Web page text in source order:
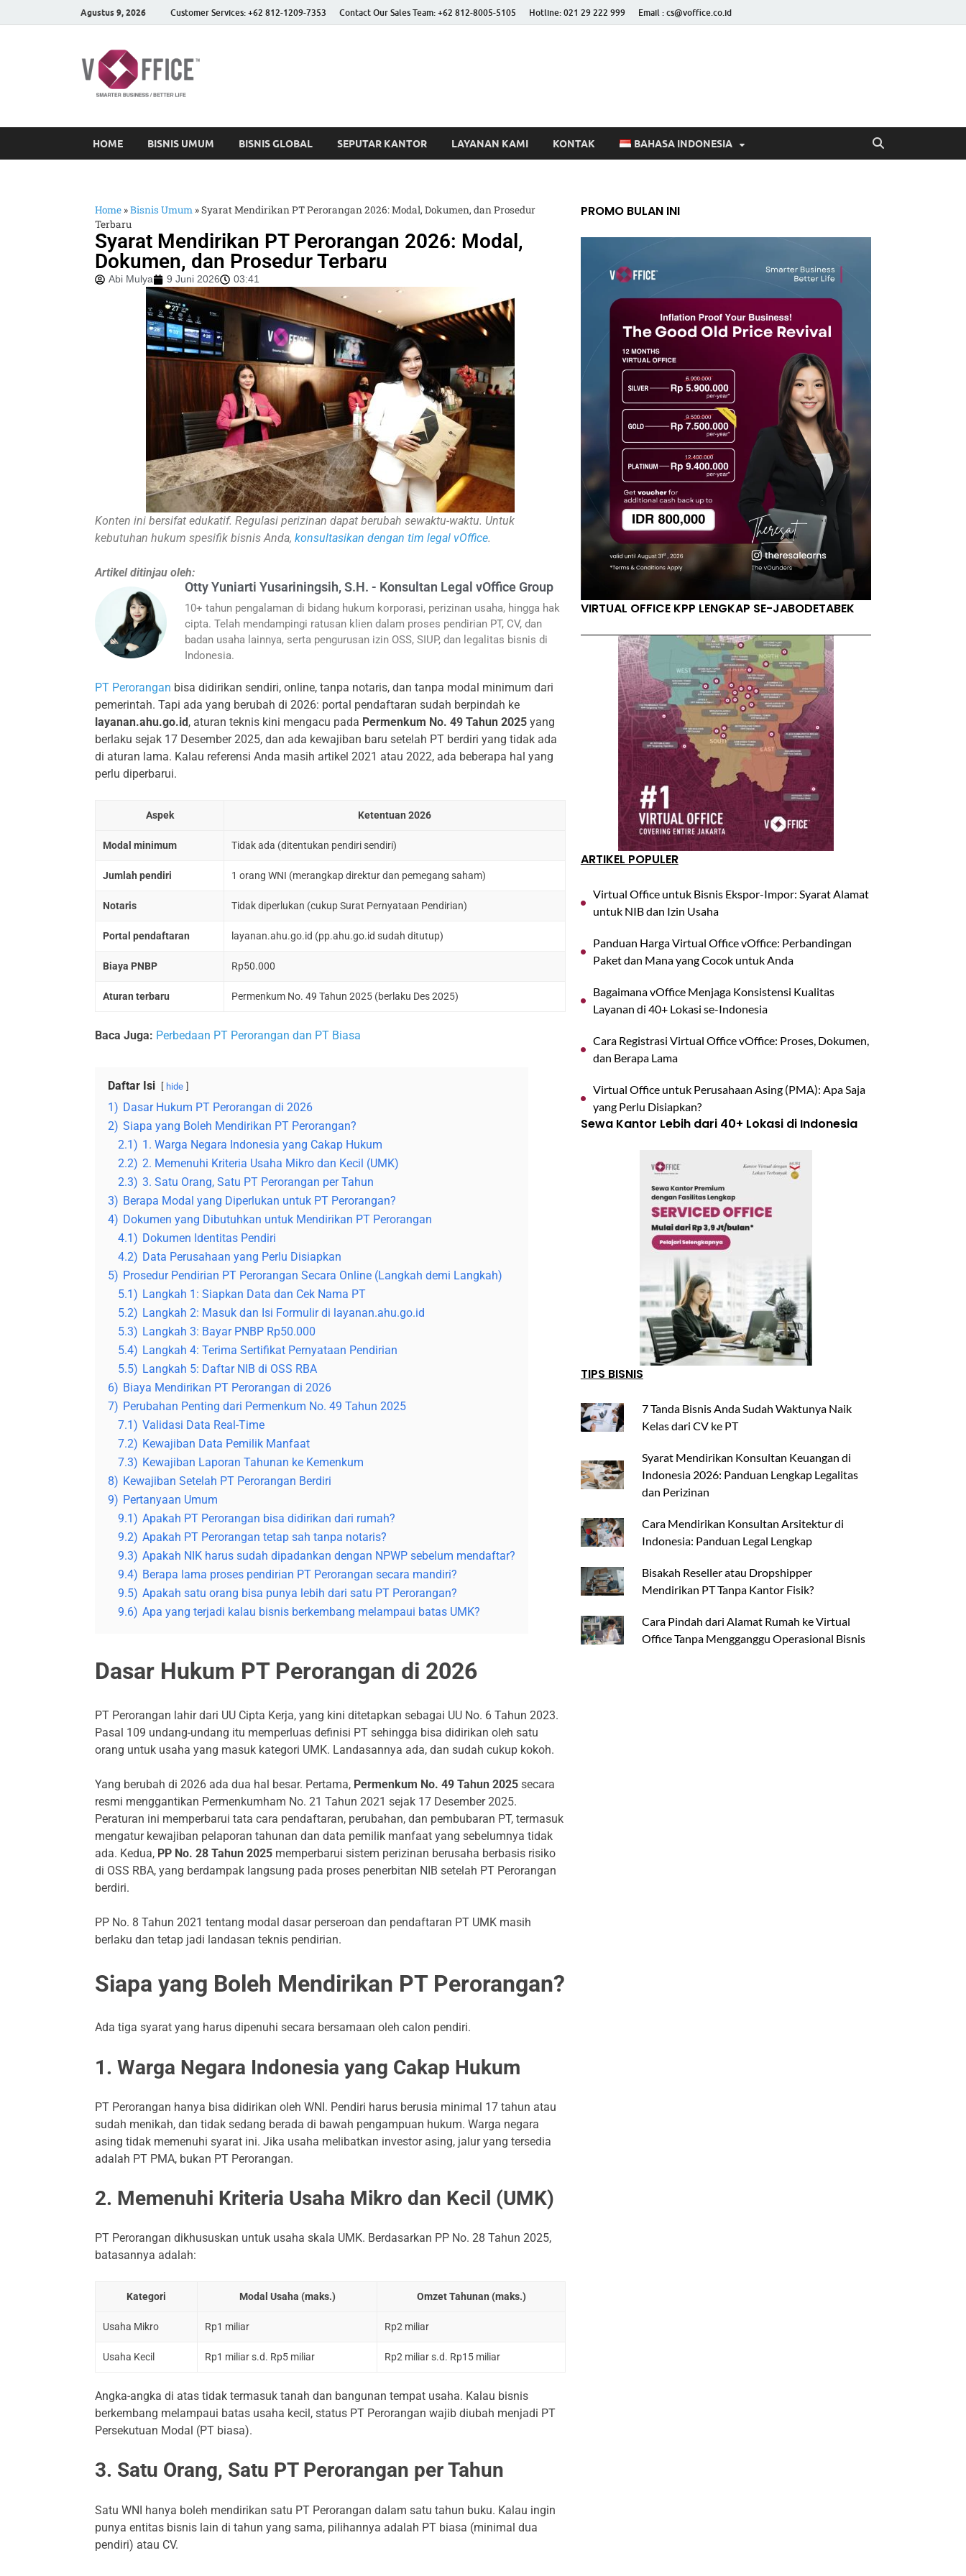
Agustus 9, 2026 Customer Services: +62 812-1209-7353 Contact Our Sales Team: +62 812-8005-5105 Hotline: 021 29 222 999 Email : cs@voffice.co.id
HOME BISNIS UMUM BISNIS GLOBAL SEPUTAR KANTOR LAYANAN KAMI KONTAK BAHASA INDONESIA
Home »Bisnis Umum »Syarat Mendirikan PT Perorangan 2026: Modal, Dokumen, dan Prosedur
Terbaru
Syarat Mendirikan PT Perorangan 2026: Modal,
Dokumen, dan Prosedur Terbaru
Abi Mulya 9 Juni 2026 03:41
Konten ini bersifat edukatif. Regulasi perizinan dapat berubah sewaktu-waktu. Untuk
kebutuhan hukum spesifik bisnis Anda, konsultasikan dengan tim legal vOffice.
Artikel ditinjau oleh:
Otty Yuniarti Yusariningsih, S.H. - Konsultan Legal vOffice Group
10+ tahun pengalaman di bidang hukum korporasi, perizinan usaha, hingga hak
cipta. Telah mendampingi ratusan klien dalam proses pendirian PT, CV, dan
badan usaha lainnya, serta pengurusan izin OSS, SIUP, dan legalitas bisnis di
Indonesia.
PT Perorangan bisa didirikan sendiri, online, tanpa notaris, dan tanpa modal minimum dari
pemerintah. Tapi ada yang berubah di 2026: portal pendaftaran sudah berpindah ke
layanan.ahu.go.id, aturan teknis kini mengacu pada Permenkum No. 49 Tahun 2025 yang
berlaku sejak 17 Desember 2025, dan ada kewajiban baru setelah PT berdiri yang tidak ada
di aturan lama. Kalau referensi Anda masih artikel 2021 atau 2022, ada beberapa hal yang
perlu diperbarui.
Aspek Ketentuan 2026
Modal minimum Tidak ada (ditentukan pendiri sendiri)
Jumlah pendiri 1 orang WNI (merangkap direktur dan pemegang saham)
Notaris Tidak diperlukan (cukup Surat Pernyataan Pendirian)
Portal pendaftaran layanan.ahu.go.id (pp.ahu.go.id sudah ditutup)
Biaya PNBP Rp50.000
Aturan terbaru Permenkum No. 49 Tahun 2025 (berlaku Des 2025)
Baca Juga: Perbedaan PT Perorangan dan PT Biasa
Daftar Isi hide
1) Dasar Hukum PT Perorangan di 2026
2) Siapa yang Boleh Mendirikan PT Perorangan?
2.1) 1. Warga Negara Indonesia yang Cakap Hukum
2.2) 2. Memenuhi Kriteria Usaha Mikro dan Kecil (UMK)
2.3) 3. Satu Orang, Satu PT Perorangan per Tahun
3) Berapa Modal yang Diperlukan untuk PT Perorangan?
4) Dokumen yang Dibutuhkan untuk Mendirikan PT Perorangan
4.1) Dokumen Identitas Pendiri
4.2) Data Perusahaan yang Perlu Disiapkan
5) Prosedur Pendirian PT Perorangan Secara Online (Langkah demi Langkah)
5.1) Langkah 1: Siapkan Data dan Cek Nama PT
5.2) Langkah 2: Masuk dan Isi Formulir di layanan.ahu.go.id
5.3) Langkah 3: Bayar PNBP Rp50.000
5.4) Langkah 4: Terima Sertifikat Pernyataan Pendirian
5.5) Langkah 5: Daftar NIB di OSS RBA
6) Biaya Mendirikan PT Perorangan di 2026
7) Perubahan Penting dari Permenkum No. 49 Tahun 2025
7.1) Validasi Data Real-Time
7.2) Kewajiban Data Pemilik Manfaat
7.3) Kewajiban Laporan Tahunan ke Kemenkum
8) Kewajiban Setelah PT Perorangan Berdiri
9) Pertanyaan Umum
9.1) Apakah PT Perorangan bisa didirikan dari rumah?
9.2) Apakah PT Perorangan tetap sah tanpa notaris?
9.3) Apakah NIK harus sudah dipadankan dengan NPWP sebelum mendaftar?
9.4) Berapa lama proses pendirian PT Perorangan secara mandiri?
9.5) Apakah satu orang bisa punya lebih dari satu PT Perorangan?
9.6) Apa yang terjadi kalau bisnis berkembang melampaui batas UMK?
Dasar Hukum PT Perorangan di 2026
PT Perorangan lahir dari UU Cipta Kerja, yang kini ditetapkan sebagai UU No. 6 Tahun 2023.
Pasal 109 undang-undang itu memperluas definisi PT sehingga bisa didirikan oleh satu
orang untuk usaha yang masuk kategori UMK. Landasannya ada, dan sudah cukup kokoh.
Yang berubah di 2026 ada dua hal besar. Pertama, Permenkum No. 49 Tahun 2025 secara
resmi menggantikan Permenkumham No. 21 Tahun 2021 sejak 17 Desember 2025.
Peraturan ini memperbarui tata cara pendaftaran, perubahan, dan pembubaran PT, termasuk
mengatur kewajiban pelaporan tahunan dan data pemilik manfaat yang sebelumnya tidak
ada. Kedua, PP No. 28 Tahun 2025 memperbarui sistem perizinan berusaha berbasis risiko
di OSS RBA, yang berdampak langsung pada proses penerbitan NIB setelah PT Perorangan
berdiri.
PP No. 8 Tahun 2021 tentang modal dasar perseroan dan pendaftaran PT UMK masih
berlaku dan tetap jadi landasan teknis pendirian.
Siapa yang Boleh Mendirikan PT Perorangan?
Ada tiga syarat yang harus dipenuhi secara bersamaan oleh calon pendiri.
1. Warga Negara Indonesia yang Cakap Hukum
PT Perorangan hanya bisa didirikan oleh WNI. Pendiri harus berusia minimal 17 tahun atau
sudah menikah, dan tidak sedang berada di bawah pengampuan hukum. Warga negara
asing tidak memenuhi syarat ini. Jika usaha melibatkan investor asing, jalur yang tersedia
adalah PT PMA, bukan PT Perorangan.
2. Memenuhi Kriteria Usaha Mikro dan Kecil (UMK)
PT Perorangan dikhususkan untuk usaha skala UMK. Berdasarkan PP No. 28 Tahun 2025,
batasannya adalah:
Kategori Modal Usaha (maks.) Omzet Tahunan (maks.)
Usaha Mikro Rp1 miliar Rp2 miliar
Usaha Kecil Rp1 miliar s.d. Rp5 miliar Rp2 miliar s.d. Rp15 miliar
Angka-angka di atas tidak termasuk tanah dan bangunan tempat usaha. Kalau bisnis
berkembang melampaui batas usaha kecil, status PT Perorangan wajib diubah menjadi PT
Persekutuan Modal (PT biasa).
3. Satu Orang, Satu PT Perorangan per Tahun
Satu WNI hanya boleh mendirikan satu PT Perorangan dalam satu tahun buku. Kalau ingin
punya entitas bisnis lain di tahun yang sama, pilihannya adalah PT biasa (minimal dua
pendiri) atau CV.
PROMO BULAN INI
VIRTUAL OFFICE KPP LENGKAP SE-JABODETABEK
ARTIKEL POPULER
Virtual Office untuk Bisnis Ekspor-Impor: Syarat Alamat
untuk NIB dan Izin Usaha
Panduan Harga Virtual Office vOffice: Perbandingan
Paket dan Mana yang Cocok untuk Anda
Bagaimana vOffice Menjaga Konsistensi Kualitas
Layanan di 40+ Lokasi se-Indonesia
Cara Registrasi Virtual Office vOffice: Proses, Dokumen,
dan Berapa Lama
Virtual Office untuk Perusahaan Asing (PMA): Apa Saja
yang Perlu Disiapkan?
Sewa Kantor Lebih dari 40+ Lokasi di Indonesia
TIPS BISNIS
7 Tanda Bisnis Anda Sudah Waktunya Naik
Kelas dari CV ke PT
Syarat Mendirikan Konsultan Keuangan di
Indonesia 2026: Panduan Lengkap Legalitas
dan Perizinan
Cara Mendirikan Konsultan Arsitektur di
Indonesia: Panduan Legal Lengkap
Bisakah Reseller atau Dropshipper
Mendirikan PT Tanpa Kantor Fisik?
Cara Pindah dari Alamat Rumah ke Virtual
Office Tanpa Mengganggu Operasional Bisnis